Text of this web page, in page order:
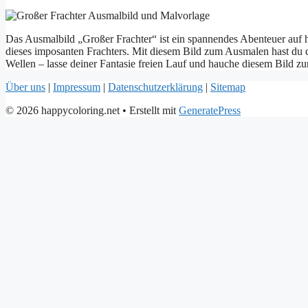
Das Ausmalbild „Großer Frachter“ ist ein spannendes Abenteuer
dieses imposanten Frachters. Mit diesem Bild zum Ausmalen hast
Wellen – lasse deiner Fantasie freien Lauf und hauche diesem Bild
Über uns | Impressum | Datenschutzerklärung | Sitemap
© 2026 happycoloring.net • Erstellt mit GeneratePress